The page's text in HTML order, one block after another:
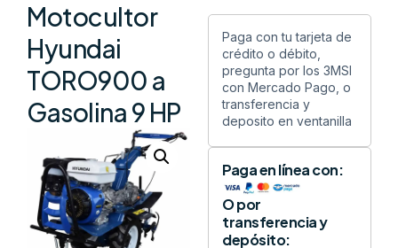
Motocultor
Hyundai
TORO900 a
Gasolina 9 HP
Paga con tu tarjeta de
crédito o débito,
pregunta por los 3MSI
con Mercado Pago, o
transferencia y
deposito en ventanilla
Paga en línea con:
O por
transferencia y
depósito: